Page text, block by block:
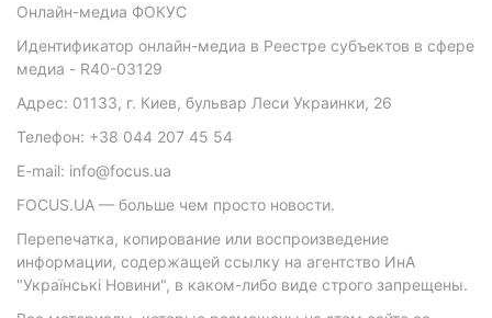
Онлайн-медиа ФОКУС
Идентификатор онлайн-медиа в Реестре субъектов в сфере
медиа - R40-03129
Адрес: 01133, г. Киев, бульвар Леси Украинки, 26
Телефон: +38 044 207 45 54
E-mail: info@focus.ua
FOCUS.UA — больше чем просто новости.
Перепечатка, копирование или воспроизведение
информации, содержащей ссылку на агентство ИнА
"Українські Новини", в каком-либо виде строго запрещены.